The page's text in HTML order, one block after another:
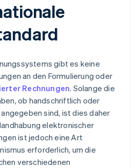
gibt es keine
an den Formulierung oder
Rechnungen. Solange die
ob handschriftlich oder
sind, ist dies daher
elektronischer
ist jedoch eine Art
erforderlich, um die
verschiedenen